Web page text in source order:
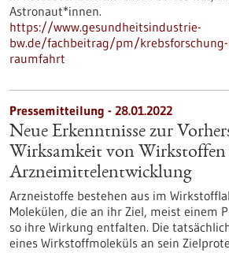
Astronaut*innen.
https://www.gesundheitsindustrie-
bw.de/fachbeitrag/pm/
raumfahrt
Pressemitteilung - 28.01.2022
Neue Erkenntnisse zur
Wirksamkeit von Wirkstoffen
Arzneimittelentwicklung
Arzneistoffe bestehen aus im
Molekülen, die an ihr Ziel, meist einem
so ihre Wirkung entfalten. Die
eines Wirkstoffmoleküls an sein